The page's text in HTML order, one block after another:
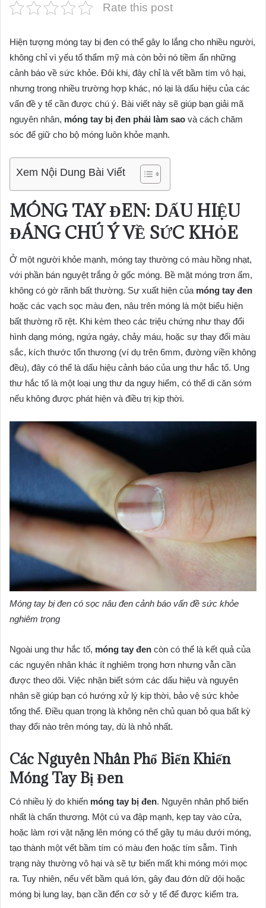
Rate this post
Hiện tượng móng tay bị đen có thể gây lo lắng cho nhiều người,
không chỉ vì yếu tố thẩm mỹ mà còn bởi nó tiềm ẩn những
cảnh báo về sức khỏe. Đôi khi, đây chỉ là vết bầm tím vô hại,
nhưng trong nhiều trường hợp khác, nó lại là dấu hiệu của các
vấn đề y tế cần được chú ý. Bài viết này sẽ giúp bạn giải mã
nguyên nhân, móng tay bị đen phải làm sao và cách chăm
sóc để giữ cho bộ móng luôn khỏe mạnh.
Xem Nội Dung Bài Viết
MÓNG TAY ĐEN: DẤU HIỆU
ĐÁNG CHÚ Ý VỀ SỨC KHỎE
Ở một người khỏe mạnh, móng tay thường có màu hồng nhạt,
với phần bán nguyệt trắng ở gốc móng. Bề mặt móng trơn ấm,
không có gờ rãnh bất thường. Sự xuất hiện của móng tay đen
hoặc các vạch sọc màu đen, nâu trên móng là một biểu hiện
bất thường rõ rệt. Khi kèm theo các triệu chứng như thay đổi
hình dạng móng, ngứa ngáy, chảy máu, hoặc sự thay đổi màu
sắc, kích thước tổn thương (ví dụ trên 6mm, đường viền không
đều), đây có thể là dấu hiệu cảnh báo của ung thư hắc tố. Ung
thư hắc tố là một loại ung thư da nguy hiểm, có thể di căn sớm
nếu không được phát hiện và điều trị kịp thời.
Móng tay bị đen có sọc nâu đen cảnh báo vấn đề sức khỏe
nghiêm trọng
Ngoài ung thư hắc tố, móng tay đen còn có thể là kết quả của
các nguyên nhân khác ít nghiêm trọng hơn nhưng vẫn cần
được theo dõi. Việc nhận biết sớm các dấu hiệu và nguyên
nhân sẽ giúp bạn có hướng xử lý kịp thời, bảo vệ sức khỏe
tổng thể. Điều quan trọng là không nên chủ quan bỏ qua bất kỳ
thay đổi nào trên móng tay, dù là nhỏ nhất.
Các Nguyên Nhân Phổ Biến Khiến
Móng Tay Bị Đen
Có nhiều lý do khiến móng tay bị đen. Nguyên nhân phổ biến
nhất là chấn thương. Một cú va đập mạnh, kẹp tay vào cửa,
hoặc làm rơi vật nặng lên móng có thể gây tụ máu dưới móng,
tạo thành một vết bầm tím có màu đen hoặc tím sẫm. Tình
trạng này thường vô hại và sẽ tự biến mất khi móng mới mọc
ra. Tuy nhiên, nếu vết bầm quá lớn, gây đau đớn dữ dội hoặc
móng bị lung lay, bạn cần đến cơ sở y tế để được kiểm tra.